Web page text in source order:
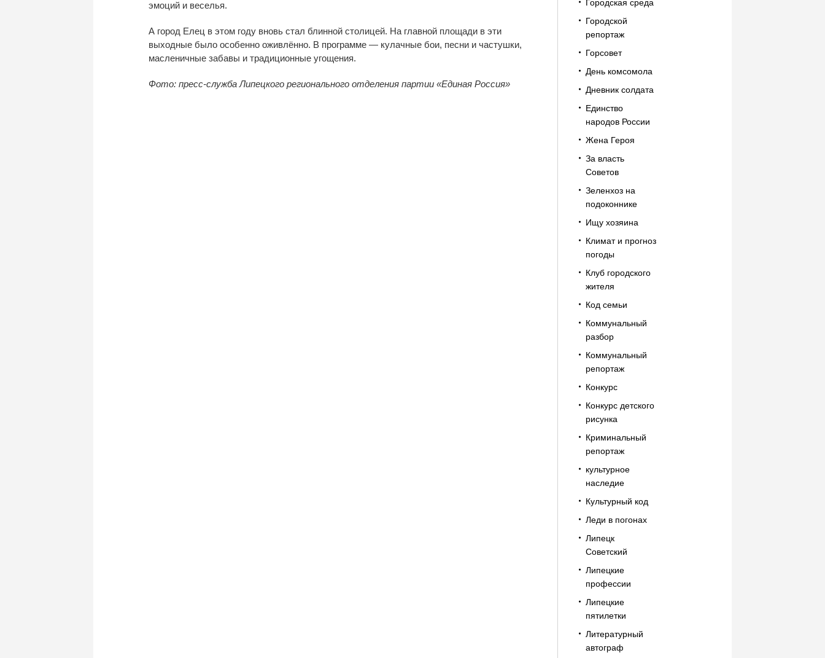
эмоций и веселья.
А город Елец в этом году вновь стал блинной столицей. На главной площади в эти
выходные было особенно оживлённо. В программе — кулачные бои, песни и частушки,
масленичные забавы и традиционные угощения.
Фото: пресс-служба Липецкого регионального отделения партии «Единая Россия»
Городская среда
Городской
репортаж
Горсовет
День комсомола
Дневник солдата
Единство
народов России
Жена Героя
За власть
Советов
Зеленхоз на
подоконнике
Ищу хозяина
Климат и прогноз
погоды
Клуб городского
жителя
Код семьи
Коммунальный
разбор
Коммунальный
репортаж
Конкурс
Конкурс детского
рисунка
Криминальный
репортаж
культурное
наследие
Культурный код
Леди в погонах
Липецк
Советский
Липецкие
профессии
Липецкие
пятилетки
Литературный
автограф